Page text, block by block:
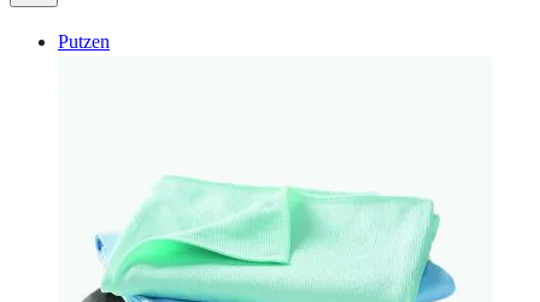
Putzen